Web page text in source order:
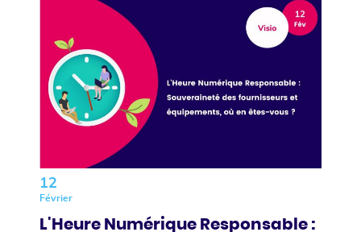
12
Février
L'Heure Numérique Responsable :